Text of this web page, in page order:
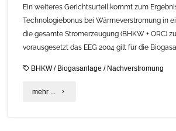
Ein weiteres Gerichtsurteil kommt zum
Technologiebonus bei Wärmeverstromung in
die gesamte Stromerzeugung (BHKW + ORC)
vorausgesetzt das EEG 2004 gilt für die
BHKW/ Biogasanlage / Nachverstromung
mehr ... "Die